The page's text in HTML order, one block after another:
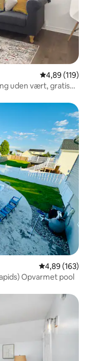
4,89 ud af 5 i
4,89 (119)
uden vært, gratis
4,89 ud af 5 i
4,89 (163)
Opvarmet pool